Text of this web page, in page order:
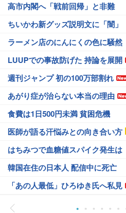
高市内閣へ「戦前回帰」と非難
ちいかわ新グッズ説明文に「闇」
ラーメン店のにんにくの色に騒然
LUUPでの事故防げた 持論を展開
週刊ジャンプ 初の100万部割れ
あがり症が治らない本当の理由
食費は1日500円未満 貧困危機
医師が語る汗悩みとの向き合い方
はちみつで血糖値スパイク発生は
韓国在住の日本人 配信中に死亡
「あの人最低」ひろゆき氏へ私見